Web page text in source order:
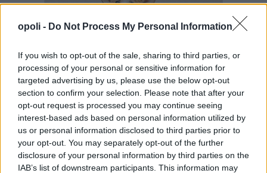
opoli - Do Not Process My Personal Information
If you wish to opt-out of the sale, sharing to third parties, or
processing of your personal or sensitive information for
targeted advertising by us, please use the below opt-out
section to confirm your selection. Please note that after your
opt-out request is processed you may continue seeing
interest-based ads based on personal information utilized by
us or personal information disclosed to third parties prior to
your opt-out. You may separately opt-out of the further
disclosure of your personal information by third parties on the
IAB’s list of downstream participants. This information may